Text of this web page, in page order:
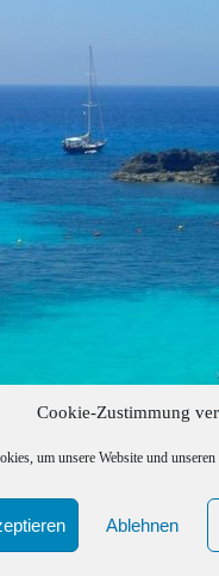
Cookie-Zustimmung
um unsere Website und
Ablehnen